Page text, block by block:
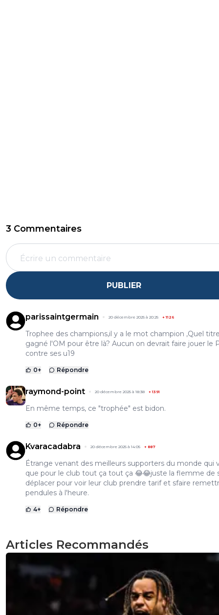
3 Commentaires
PUBLIER
parissaintgermain 20 décembre 2025 à 20:25 +1126
Trophee des champions,il y a le mot champion ,Quel
gagné l'OM pour être là? Aucun on devrait faire jouer le
contre ses u19
0+ Répondre
raymond-point 20 décembre 2025 à 18:38 +1391
En même temps, ce "trophée" est bidon.
0+ Répondre
Kvaracadabra 20 décembre 2025 à 14:05 + 887
Étrange venant des meilleurs supporters du monde qui
que pour le club tout ça tout ça 😂😂juste la flemme de
déplacer pour voir leur club prendre tarif et sfaire
pendules à l'heure.
4+ Répondre
Articles Recommandés